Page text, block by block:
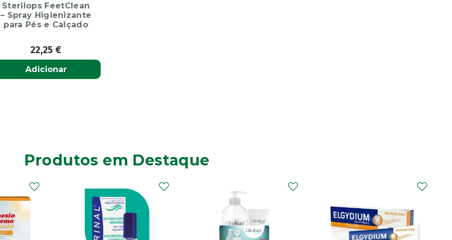
Sterilops FeetClean
– Spray Higienizante
para Pés e Calçado
22,25€
Adicionar
Produtos em Destaque